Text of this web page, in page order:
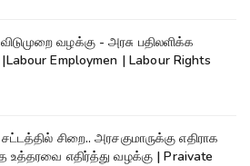
வழக்கு - அரசு பதிலளிக்க
ஆணை |Labour Employmen | Labour Rights
சிறை.. அரசகுமாருக்கு எதிராக
உத்தரவை எதிர்த்து வழக்கு | Praivate